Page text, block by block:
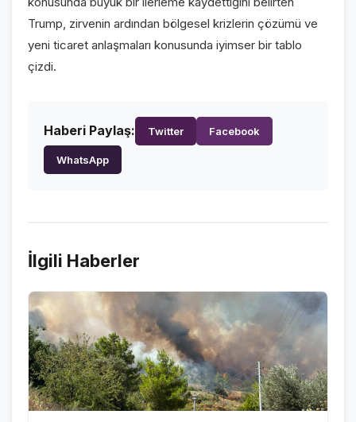
Trump, zirvenin ardından bölgesel krizlerin çözümü ve
yeni ticaret anlaşmaları konusunda iyimser bir tablo
çizdi.
Haberi Paylaş: Twitter Facebook
WhatsApp
İlgili Haberler